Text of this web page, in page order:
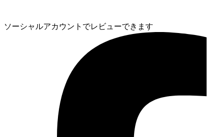
ソーシャルアカウントでレビューできます